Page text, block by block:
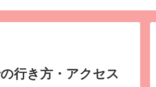
行き方・アクセス